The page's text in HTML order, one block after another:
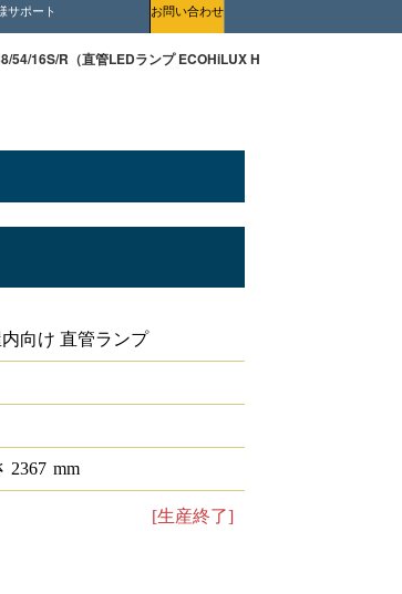
サポート
にご使用いただくためにお問い合わせ
54/16S/R（直管LEDランプ ECOHiLUX HE160S (両側給電)）
向け 直管ランプ
2367 mm
[生産終了]